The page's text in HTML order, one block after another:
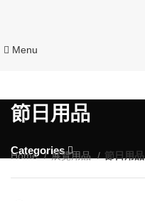
Menu
節日用品
Categories
Home 展覽用品 節日用品